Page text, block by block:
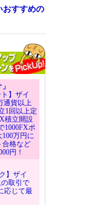
おすすめの
ト】ザイ
通貨以上
1回以上定
積立開設
1000FXポ
万円に
合格など
円！
】ザイ
取引で
応じて最